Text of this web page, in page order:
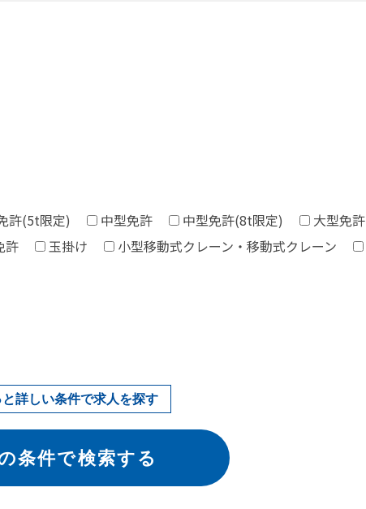
許(5t限定) 中型免許 中型免許(8t限定) 大型免許
許 玉掛け 小型移動式クレーン・移動式クレーン